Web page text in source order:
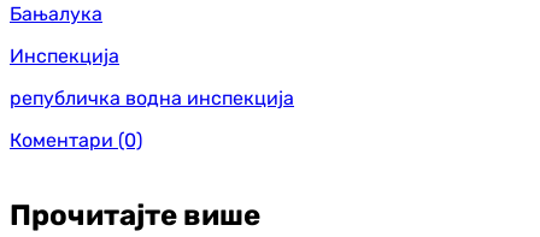
Бањалука
Инспекција
републичка водна инспекција
Коментари (0)
Прочитајте више